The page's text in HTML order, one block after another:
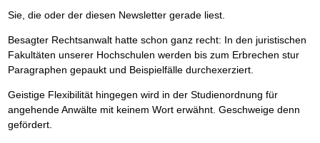
Sie, die oder der diesen Newsletter gerade liest.
Besagter Rechtsanwalt hatte schon ganz recht: In den juristischen
Fakultäten unserer Hochschulen werden bis zum Erbrechen stur
Paragraphen gepaukt und Beispielfälle durchexerziert.
Geistige Flexibilität hingegen wird in der Studienordnung für
angehende Anwälte mit keinem Wort erwähnt. Geschweige denn
gefördert.